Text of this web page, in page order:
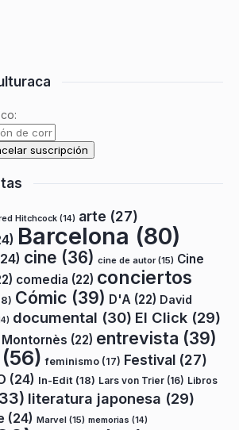
Hitchcock (14) arte (27)
Barcelona (80)
cine (36) cine de autor(15) Cine
comedia (22) conciertos
Cómic (39) D'A (22) David
documental (30) El Click (29)
Montornès (22) entrevista (39)
(56) feminismo (17) Festival (27)
(24) In-Edit (18) Lars von Trier (16) Libros
literatura japonesa (29)
(24) Marvel (15) memorias (14)